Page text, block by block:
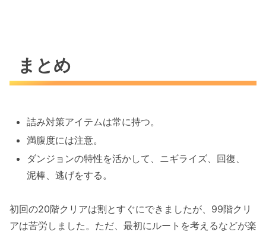
まとめ
詰み対策アイテムは常に持つ。
満腹度には注意。
ダンジョンの特性を活かして、ニギライズ、回復、
泥棒、逃げをする。
初回の20階クリアは割とすぐにできましたが、99階クリ
アは苦労しました。ただ、最初にルートを考えるなどが楽